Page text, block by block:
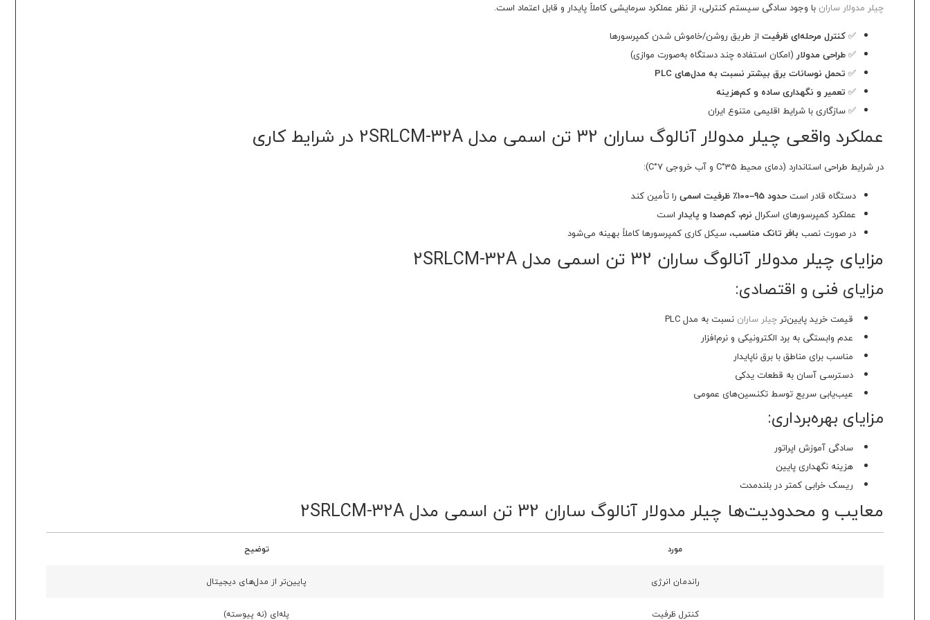
چیلر مدولار ساران با وجود سادگی سیستم کنترلی، از نظر عملکرد سرمایشی کاملاً پایدار و قابل اعتماد است.
✅کنترل مرحله‌ای ظرفیت از طریق روشن/خاموش شدن کمپرسورها
✅طراحی مدولار (امکان استفاده چند دستگاه به‌صورت موازی)
✅ تحمل نوسانات برق بیشتر نسبت به مدل‌های PLC
✅ تعمیر و نگهداری ساده و کم‌هزینه
✅ سازگاری با شرایط اقلیمی متنوع ایران
عملکرد واقعی چیلر مدولار آنالوگ ساران 32 تن اسمی مدل 2SRLCM-32A در شرایط کاری
در شرایط طراحی استاندارد (دمای محیط 35°C و آب خروجی 7°C):
دستگاه قادر استحدود 95–100٪ ظرفیت اسمی
را تأمین کند
عملکرد کمپرسورهای اسکرال نرم، کم‌صدا و پایدار است
در صورت نصب بافر تانک مناسب، سیکل کاری کمپرسورها کاملاً بهینه می‌شود
مزایای چیلر مدولار آنالوگ ساران 32 تن اسمی مدل 2SRLCM-32A
مزایای فنی و اقتصادی:
قیمت خرید پایین‌تر چیلر ساران نسبت به مدل PLC
عدم وابستگی به برد الکترونیکی و نرم‌افزار
مناسب برای مناطق با برق ناپایدار
دسترسی آسان به قطعات یدکی
عیب‌یابی سریع توسط تکنسین‌های عمومی
مزایای بهره‌برداری:
سادگی آموزش اپراتور
هزینه نگهداری پایین
ریسک خرابی کمتر در بلندمدت
معایب و محدودیت‌ها چیلر مدولار آنالوگ ساران 32 تن اسمی مدل 2SRLCM-32A
مورد توضیح
راندمان انرژی پایین‌تر از مدل‌های دیجیتال
کنترل ظرفیت پله‌ای (نه پیوسته)